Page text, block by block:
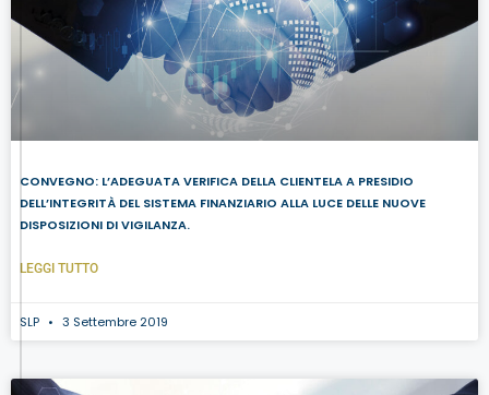
CONVEGNO: L’ADEGUATA VERIFICA DELLA CLIENTELA A PRESIDIO
DELL’INTEGRITÀ DEL SISTEMA FINANZIARIO ALLA LUCE DELLE NUOVE
DISPOSIZIONI DI VIGILANZA.
LEGGI TUTTO
SLP 3 Settembre 2019